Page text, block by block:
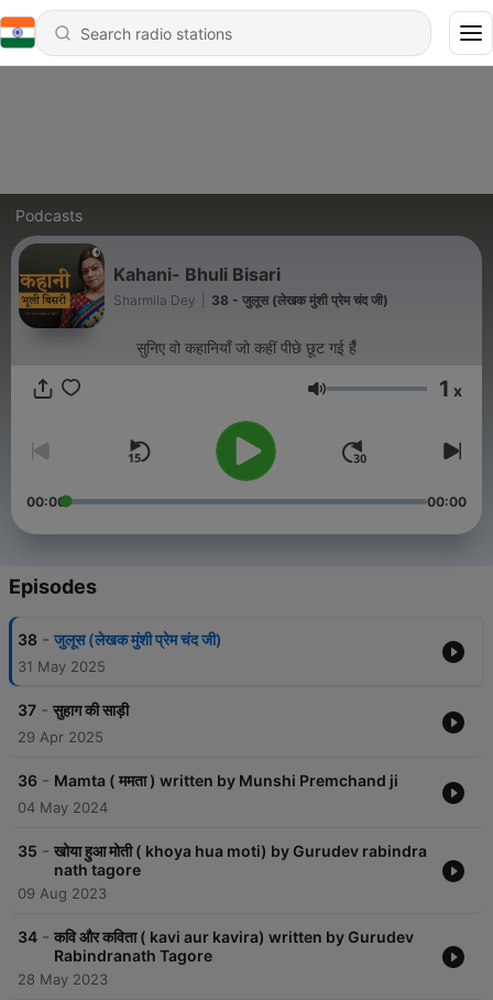
Podcasts
Kahani- Bhuli Bisari
Sharmila Dey 38 - जुलूस (लेखक मुंशी प्रेम चंद जी)
सुनिए वो कहानियाँ जो कहीं पीछे छूट गई हैँ
Volume 1 x
00:00 00:00
Episodes
38 - जुलूस (लेखक मुंशी प्रेम चंद जी)
31 May 2025
37 - सुहाग की साड़ी
29 Apr 2025
36 - Mamta ( ममता ) written by Munshi Premchand ji
04 May 2024
35 - खोया हुआ मोती ( khoya hua moti) by Gurudev rabindra
nath tagore
09 Aug 2023
34 - कवि और कविता ( kavi aur kavira) written by Gurudev
Rabindranath Tagore
28 May 2023